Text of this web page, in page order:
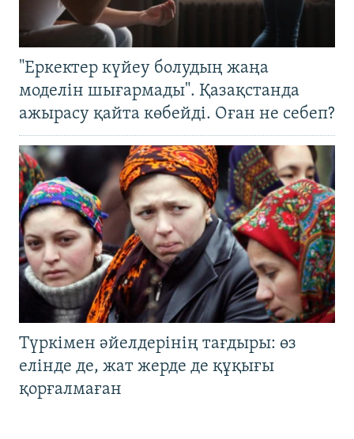
"Еркектер күйеу болудың жаңа
моделін шығармады". Қазақстанда
ажырасу қайта көбейді. Оған не себеп?
Түркімен әйелдерінің тағдыры: өз
елінде де, жат жерде де құқығы
қорғалмаған